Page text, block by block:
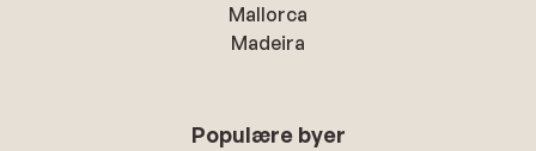
Mallorca
Madeira
Populære byer